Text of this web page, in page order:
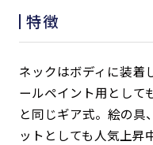
特徴
ネックはボディに装着
ールペイント用として
と同じギア式。絵の具
ットとしても人気上昇